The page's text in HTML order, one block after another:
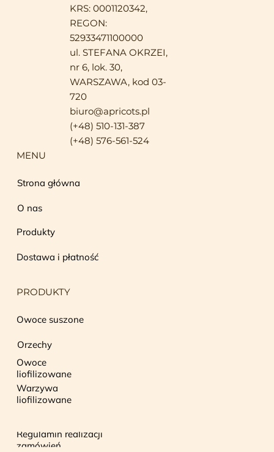
KRS: 0001120342,
REGON:
52933471100000
ul. STEFANA OKRZEI,
nr 6, lok. 30,
WARSZAWA, kod 03-
720
biuro@apricots.pl
(+48) 510-131-387
(+48) 576-561-524
MENU
Strona główna
O nas
Produkty
Dostawa i płatność
PRODUKTY
Owoce suszone
Orzechy
Owoce
liofilizowane
Warzywa
liofilizowane
Regulamin realizacji
zamówień